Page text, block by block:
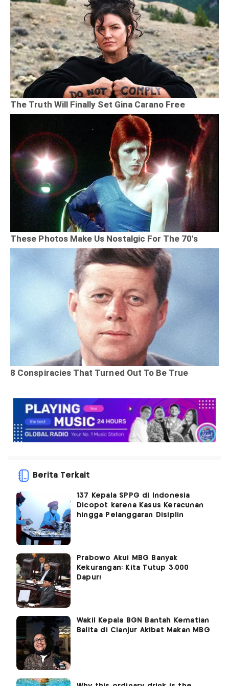
Berita Terkait
137 Kepala SPPG di Indonesia
Dicopot karena Kasus Keracunan
hingga Pelanggaran Disiplin
Prabowo Akui MBG Banyak
Kekurangan: Kita Tutup 3.000
Dapur!
Wakil Kepala BGN Bantah Kematian
Balita di Cianjur Akibat Makan MBG